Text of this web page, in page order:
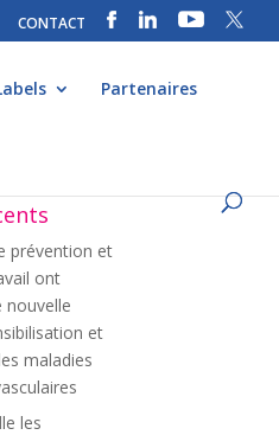
CONTACT
Partenaires
prévention et
ont
nouvelle
et
maladies
les